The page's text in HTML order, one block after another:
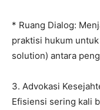
* ​Ruang Dialog:
praktisi hukum
solution) antara
​3. Advokasi
​Efisiensi sering kali